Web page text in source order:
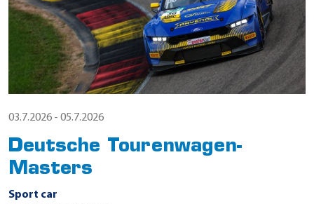
03.7.2026 - 05.7.2026
Deutsche Tourenwagen-
Masters
Sport car